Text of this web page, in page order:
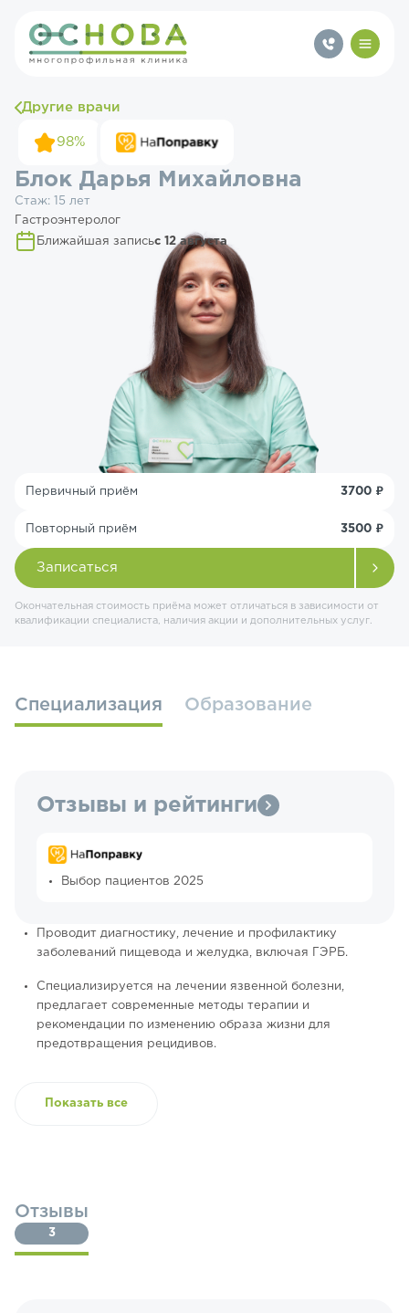
Другие врачи
98%
Блок Дарья Михайловна
Стаж: 15 лет
Гастроэнтеролог
Ближайшая записьс 12 августа
Первичный приём 3700 ₽
Повторный приём 3500 ₽
Записаться
Окончательная стоимость приёма может отличаться в зависимости от
квалификации специалиста, наличия акции и дополнительных услуг.
Специализация Образование
Проводит диагностику, лечение и профилактику
заболеваний пищевода и желудка, включая ГЭРБ.
Специализируется на лечении язвенной болезни,
предлагает современные методы терапии и
рекомендации по изменению образа жизни для
предотвращения рецидивов.
Показать все
Отзывы и рейтинги
Выбор пациентов 2025
Отзывы
3